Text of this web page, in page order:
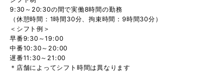
9:30～20:30の間で実働8時間の勤務
（休憩時間：1時間30分、拘束時間：9時間30分）
＜シフト例＞
早番9:30～19:00
中番10:30～20:00
遅番11:30～21:00
＊店舗によってシフト時間は異なります